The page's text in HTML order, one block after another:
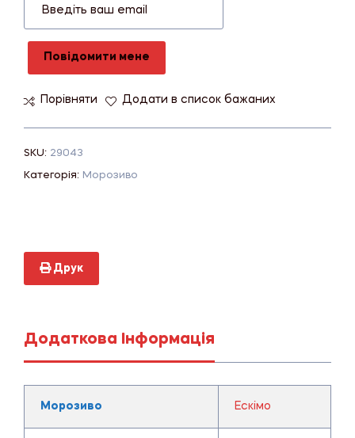
Повідомити мене
Порівняти Додати в список бажаних
SKU: 29043
Категорія: Морозиво
Друк
Додаткова Інформація
Морозиво Ескімо